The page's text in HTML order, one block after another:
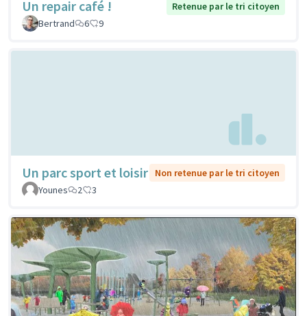
Un repair café !
Retenue par le tri citoyen
Bertrand
6 9
Un parc sport et loisir
Non retenue par le tri citoyen
Younes
2 3